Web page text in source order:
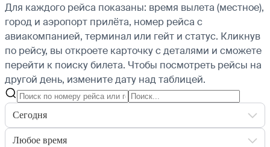
Для каждого рейса показаны: время вылета (местное),
город и аэропорт прилёта, номер рейса с
авиакомпанией, терминал или гейт и статус. Кликнув
по рейсу, вы откроете карточку с деталями и сможете
перейти к поиску билета. Чтобы посмотреть рейсы на
другой день, измените дату над таблицей.
Сегодня
Любое время